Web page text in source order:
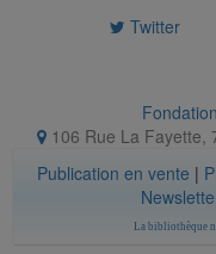
Twitter
106 Rue La Fayette,
Publication en vente |
La bibliothèque